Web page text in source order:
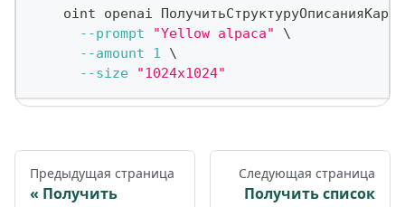
oint openai
--prompt
"Yellow alpaca"
\
--amount
1
\
--size
"1024x1024"
Предыдущая страница
Получить
Следующая страница
Получить список